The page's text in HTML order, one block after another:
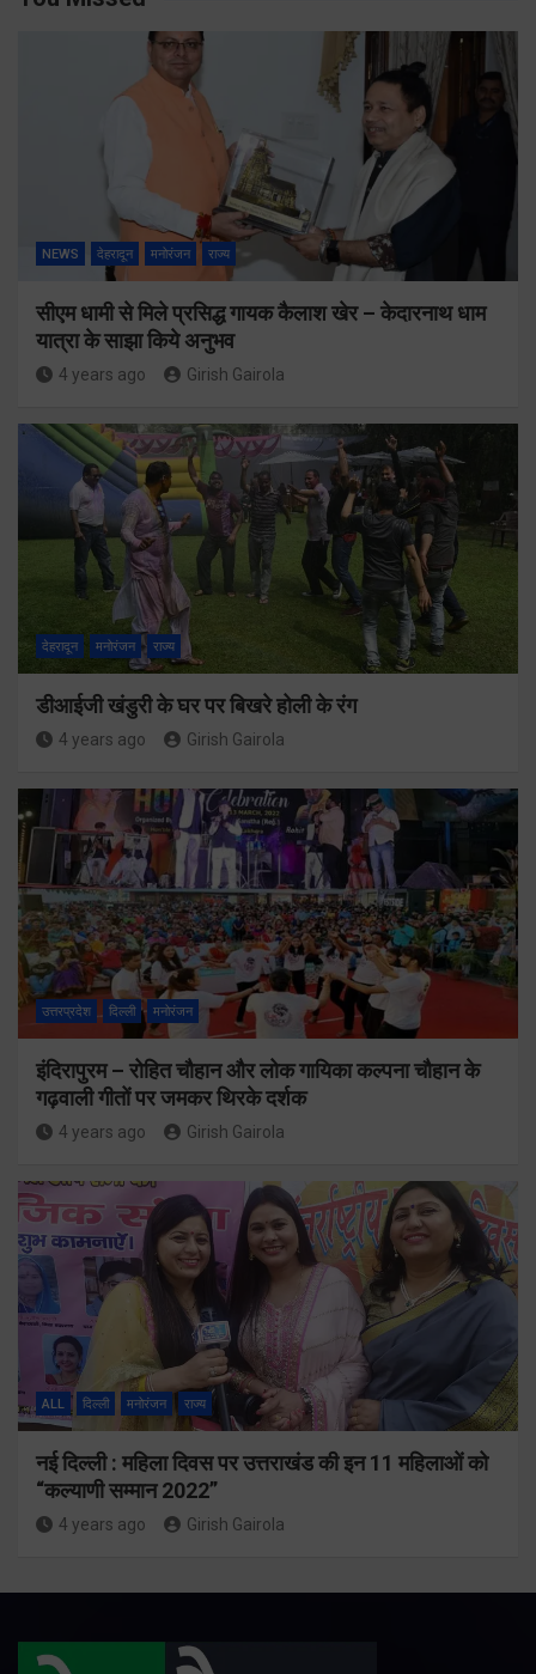
NEWS देहरादून मनोरंजन राज्य
सीएम धामी से मिले प्रसिद्ध गायक कैलाश खेर – केदारनाथ धाम
यात्रा के साझा किये अनुभव
4 years ago Girish Gairola
देहरादून मनोरंजन राज्य
डीआईजी खंडुरी के घर पर बिखरे होली के रंग
4 years ago Girish Gairola
उत्तरप्रदेश दिल्ली मनोरंजन
इंदिरापुरम – रोहित चौहान और लोक गायिका कल्पना चौहान के
गढ़वाली गीतों पर जमकर थिरके दर्शक
4 years ago Girish Gairola
ALL दिल्ली मनोरंजन राज्य
नई दिल्ली : महिला दिवस पर उत्तराखंड की इन 11 महिलाओं को
“कल्याणी सम्मान 2022”
4 years ago Girish Gairola